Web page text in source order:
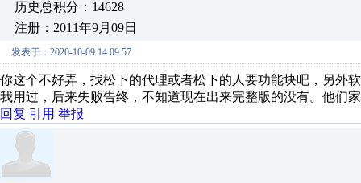
历史总积分：14628
注册：2011年9月09日
发表于：2020-10-09 14:09:57
你这个不好弄，找松下的代理或者松下的人要功能块吧，另外
我用过，后来失败告终，不知道现在出来完整版的没有。他们
回复 引用 举报